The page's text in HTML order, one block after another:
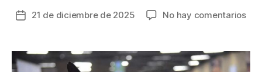
Fecha
entrada
21 de diciembre de 2025 No hay comentariosen
Cali